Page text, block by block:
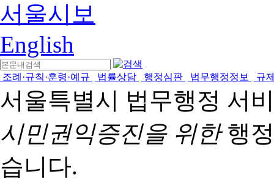
서울시보
English
조례·규칙·훈령·예규 법률상담 행정심판 법무행정정보 규
서울특별시 법무행정 서
시민권익증진을 위한행
습니다.